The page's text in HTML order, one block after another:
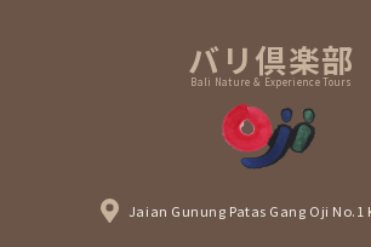
バリ倶楽部
Bali Nature & Experience Tours
Jaian Gunung Patas Gang Oji No.1